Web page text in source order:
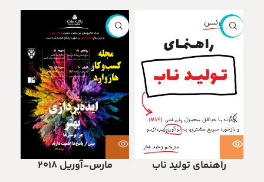
ناموجود
راهنمای تولید ناب
ناموجود
مارس-آوریل 2018